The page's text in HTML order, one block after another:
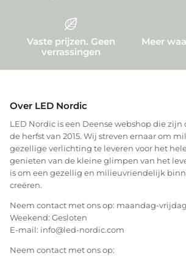
Vaste prijzen. Geen
verrassingen
Meer
Over LED Nordic
LED Nordic is een Deense webshop die
de herfst van 2015. Wij streven ernaar om
gezellige verlichting te leveren voor het
genieten van de kleine glimpen van het
is om een gezellig en milieuvriendelijk
creëren.
Neem contact met ons op: maandag-vrijdag
Weekend: Gesloten
E-mail: info@led-nordic.com
Neem contact met ons op: